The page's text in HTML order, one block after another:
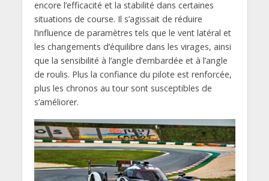
encore l’efficacité et la stabilité dans certaines
situations de course. Il s’agissait de réduire
l’influence de paramètres tels que le vent latéral et
les changements d’équilibre dans les virages, ainsi
que la sensibilité à l’angle d’embardée et à l’angle
de roulis. Plus la confiance du pilote est renforcée,
plus les chronos au tour sont susceptibles de
s’améliorer.